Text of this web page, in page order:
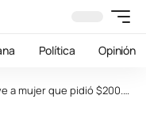
Política Opinión
por devolver un celular hallado en TransMilenio